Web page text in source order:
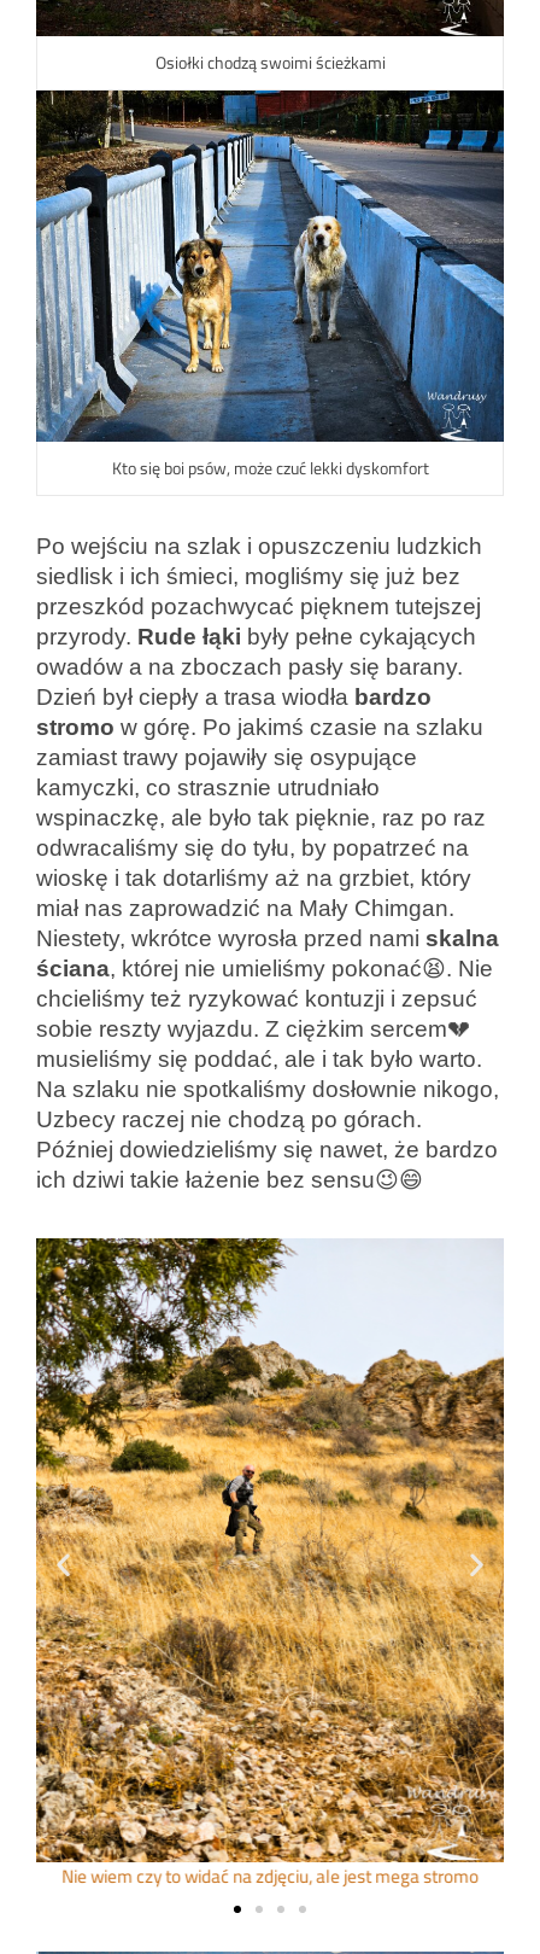
Osiołki chodzą swoimi ścieżkami
Kto się boi psów, może czuć lekki dyskomfort
Po wejściu na szlak i opuszczeniu ludzkich
siedlisk i ich śmieci, mogliśmy się już bez
przeszkód pozachwycać pięknem tutejszej
przyrody. Rude łąki były pełne cykających
owadów a na zboczach pasły się barany.
Dzień był ciepły a trasa wiodła bardzo
stromo w górę. Po jakimś czasie na szlaku
zamiast trawy pojawiły się osypujące
kamyczki, co strasznie utrudniało
wspinaczkę, ale było tak pięknie, raz po raz
odwracaliśmy się do tyłu, by popatrzeć na
wioskę i tak dotarliśmy aż na grzbiet, który
miał nas zaprowadzić na Mały Chimgan.
Niestety, wkrótce wyrosła przed nami skalna
ściana, której nie umieliśmy pokonać😫. Nie
chcieliśmy też ryzykować kontuzji i zepsuć
sobie reszty wyjazdu. Z ciężkim sercem💔
musieliśmy się poddać, ale i tak było warto.
Na szlaku nie spotkaliśmy dosłownie nikogo,
Uzbecy raczej nie chodzą po górach.
Później dowiedzieliśmy się nawet, że bardzo
ich dziwi takie łażenie bez sensu😉😄
Nie wiem czy to widać na zdjęciu, ale jest mega stromo